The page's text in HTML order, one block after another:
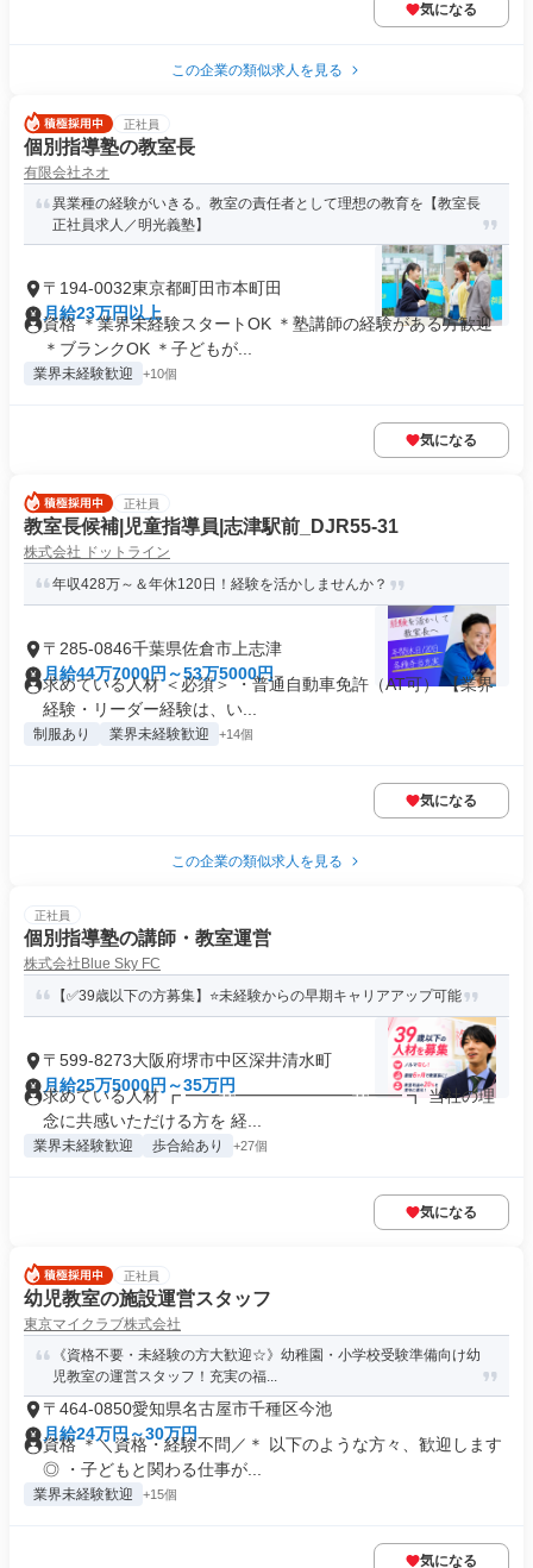
気になる
この企業の類似求人を見る
正社員
個別指導塾の教室長
有限会社ネオ
異業種の経験がいきる。教室の責任者として理想の教育を【教室長
正社員求人／明光義塾】
〒194-0032東京都町田市本町田
月給23万円以上
資格 ＊業界未経験スタートOK ＊塾講師の経験がある方歓迎
＊ブランクOK ＊子どもが...
業界未経験歓迎 +10個
気になる
正社員
教室長候補|児童指導員|志津駅前_DJR55-31
株式会社 ドットライン
年収428万～＆年休120日！経験を活かしませんか？
〒285-0846千葉県佐倉市上志津
月給44万7000円～53万5000円
求めている人材 ＜必須＞ ・普通自動車免許（AT可） 【業界
経験・リーダー経験は、い...
制服あり 業界未経験歓迎 +14個
気になる
この企業の類似求人を見る
正社員
個別指導塾の講師・教室運営
株式会社Blue Sky FC
【✅39歳以下の方募集】⭐未経験からの早期キャリアアップ可能
〒599-8273大阪府堺市中区深井清水町
月給25万5000円～35万円
求めている人材 ┏ ━━┅━━━━━━━┅━━ ┓ 当社の理
念に共感いただける方を 経...
業界未経験歓迎 歩合給あり +27個
気になる
正社員
幼児教室の施設運営スタッフ
東京マイクラブ株式会社
《資格不要・未経験の方大歓迎☆》幼稚園・小学校受験準備向け幼
児教室の運営スタッフ！充実の福...
〒464-0850愛知県名古屋市千種区今池
月給24万円～30万円
資格 ＊＼資格・経験不問／＊ 以下のような方々、歓迎します
◎ ・子どもと関わる仕事が...
業界未経験歓迎 +15個
気になる